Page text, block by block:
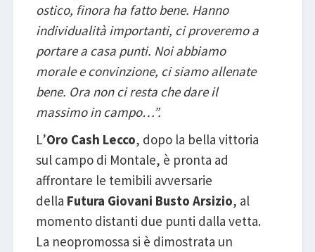
ostico, finora ha fatto bene. Hanno
individualità importanti, ci proveremo a
portare a casa punti. Noi abbiamo
morale e convinzione, ci siamo allenate
bene. Ora non ci resta che dare il
massimo in campo…”.
L’Oro Cash Lecco, dopo la bella vittoria
sul campo di Montale, è pronta ad
affrontare le temibili avversarie
della Futura Giovani Busto Arsizio, al
momento distanti due punti dalla vetta.
La neopromossa si è dimostrata un